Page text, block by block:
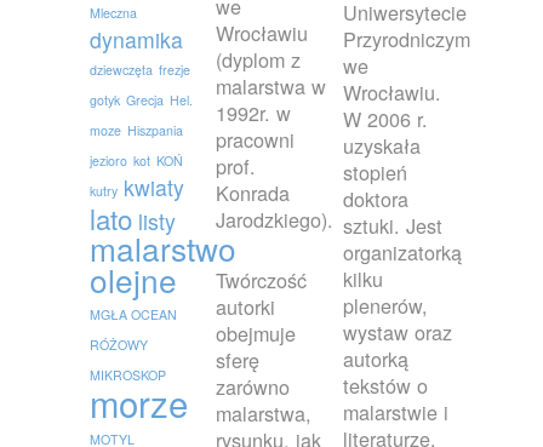
Mleczna
dynamika
dziewczęta frezje
gotyk Grecja Hel.
moze Hiszpania
jezioro kot KOŃ
kutry kwiaty
lato listy
malarstwo
olejne
MGŁA OCEAN
RÓŻOWY
MIKROSKOP
morze
MOTYL
we
Wrocławiu
(dyplom z
malarstwa w
1992r. w
pracowni
prof.
Konrada
Jarodzkiego).
Twórczość
autorki
obejmuje
sferę
zarówno
malarstwa,
rysunku, jak
Uniwersytecie
Przyrodniczym
we
Wrocławiu.
W 2006 r.
uzyskała
stopień
doktora
sztuki. Jest
organizatorką
kilku
plenerów,
wystaw oraz
autorką
tekstów o
malarstwie i
literaturze.